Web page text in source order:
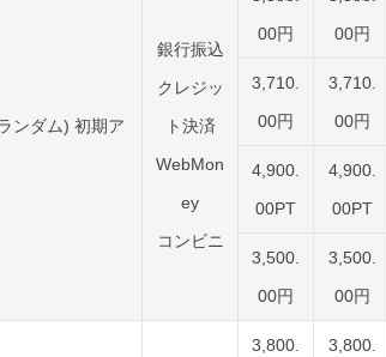
ンダム) 初期ア
銀行振込
クレジッ
ト決済
WebMon
ey
コンビニ
00円
00円
3,710.
00円
3,710.
00円
4,900.
00PT
4,900.
00PT
3,500.
00円
3,500.
00円
3,800.
3,800.